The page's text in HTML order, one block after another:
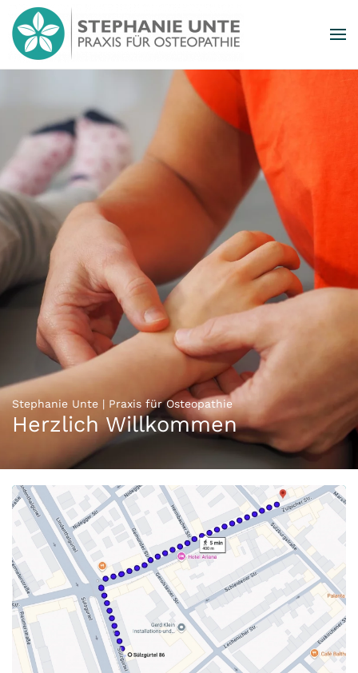
Zum Hauptinhalt springen
Stephanie Unte | Praxis für Osteopathie
Herzlich Willkommen